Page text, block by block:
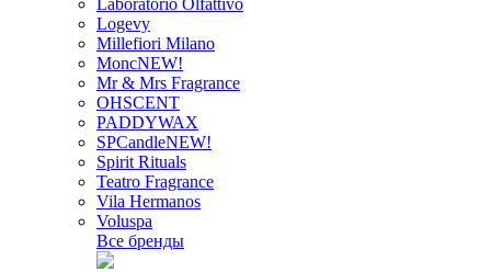
Laboratorio Olfattivo
Logevy
Millefiori Milano
MoncNEW!
Mr & Mrs Fragrance
OHSCENT
PADDYWAX
SPCandleNEW!
Spirit Rituals
Teatro Fragrance
Vila Hermanos
Voluspa
Все бренды